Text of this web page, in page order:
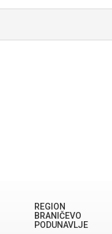
REGION
BRANIČEVO
PODUNAVLJE